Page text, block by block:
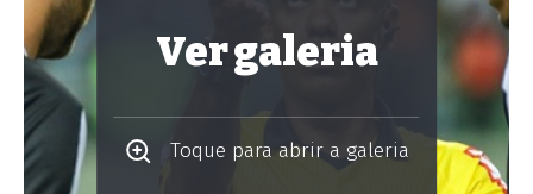
Ver galeria
Toque para abrir a galeria